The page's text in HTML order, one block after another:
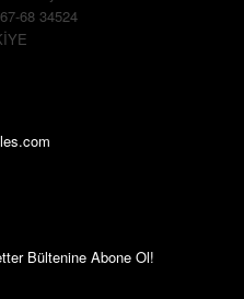
68 34524
Bültenine Abone Ol!